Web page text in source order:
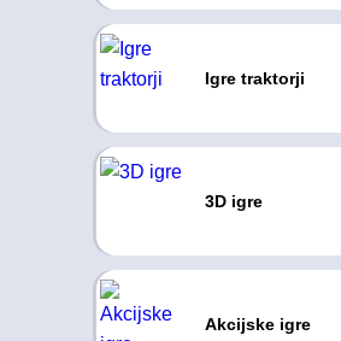
Igre traktorji
3D igre
Akcijske igre